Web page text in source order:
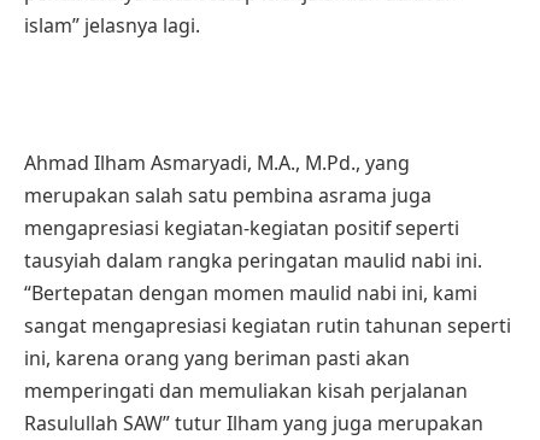
islam” jelasnya lagi.
Ahmad Ilham Asmaryadi, M.A., M.Pd., yang
merupakan salah satu pembina asrama juga
mengapresiasi kegiatan-kegiatan positif seperti
tausyiah dalam rangka peringatan maulid nabi ini.
“Bertepatan dengan momen maulid nabi ini, kami
sangat mengapresiasi kegiatan rutin tahunan seperti
ini, karena orang yang beriman pasti akan
memperingati dan memuliakan kisah perjalanan
Rasulullah SAW” tutur Ilham yang juga merupakan